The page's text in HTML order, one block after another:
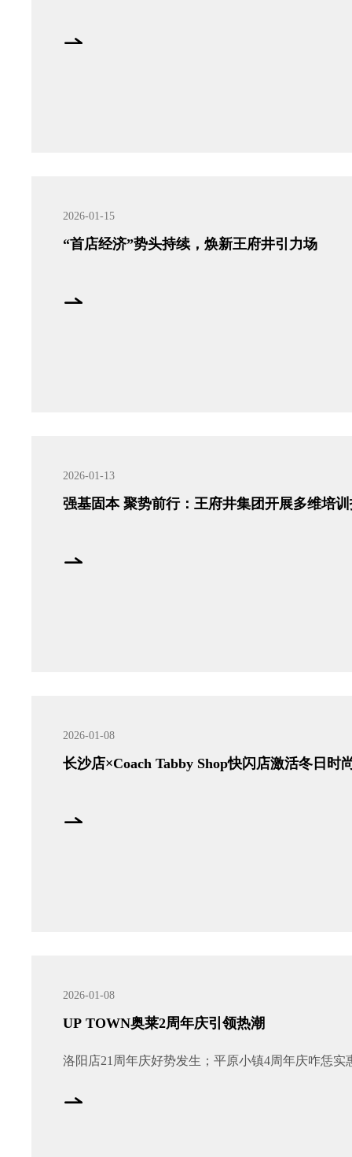
2026-01-15
“首店经济”势头持续，焕新王府井引力场
2026-01-13
强基固本 聚势前行：王府井集团开展多维培
2026-01-08
长沙店×Coach Tabby Shop快闪店激活冬日时
2026-01-08
UP TOWN奥莱2周年庆引领热潮
洛阳店21周年庆好势发生；平原小镇4周年庆咋恁实